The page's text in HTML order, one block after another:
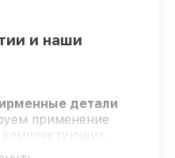
и наши
детали
применение
мастера